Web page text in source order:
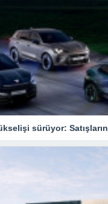
sürüyor: